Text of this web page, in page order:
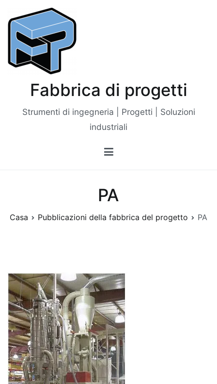
contenuto
Fabbrica di progetti
Strumenti di ingegneria | Progetti | Soluzioni
industriali
PA
Casa Pubblicazioni della fabbrica del progetto PA